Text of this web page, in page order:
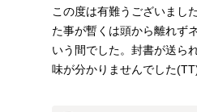
この度は有難うございまし
た事が暫くは頭から離れず
いう間でした。封書が送ら
味が分かりませんでした